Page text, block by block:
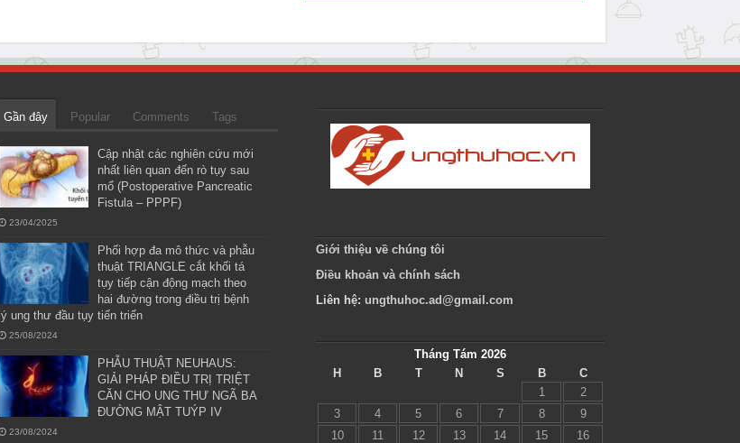
Gần đây Popular Comments Tags
Cập nhật các nghiên cứu mới
nhất liên quan đến rò tụy sau
mổ (Postoperative Pancreatic
Fistula – PPPF)
23/04/2025
Phối hợp đa mô thức và phẫu
thuật TRIANGLE cắt khối tá
tụy tiếp cận động mạch theo
hai đường trong điều trị bệnh
lý ung thư đầu tụy tiến triển
25/08/2024
PHẪU THUẬT NEUHAUS:
GIẢI PHÁP ĐIỀU TRỊ TRIỆT
CĂN CHO UNG THƯ NGÃ BA
ĐƯỜNG MẬT TUÝP IV
23/08/2024
Giới thiệu về chúng tôi
Điều khoản và chính sách
Liên hệ: ungthuhoc.ad@gmail.com
Tháng Tám 2026
H
B T N S B
C
1
2
3
4 5 6 7 8
9
10
11 12 13 14 15
16